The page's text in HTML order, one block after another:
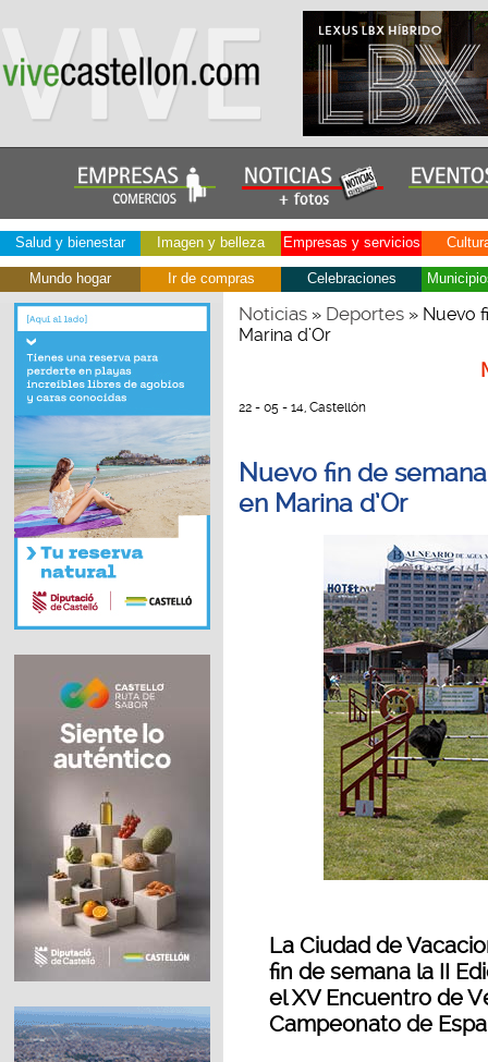
Salud y bienestar Imagen y belleza Empresas y servicios
Mundo hogar Ir de compras Celebraciones
Noticias» Deportes» Nuevo
Marina d’Or
22 - 05 - 14, Castellón
Nuevo fin de
en Marina d’Or
La Ciudad de
fin de semana la II
el XV Encuentro de
Campeonato de